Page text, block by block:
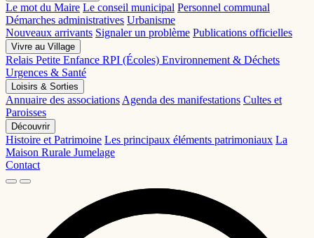
Le mot du Maire Le conseil municipal Personnel communal
Démarches administratives Urbanisme
Nouveaux arrivants Signaler un problème Publications officielles
Vivre au Village
Relais Petite Enfance RPI (Écoles) Environnement & Déchets
Urgences & Santé
Loisirs & Sorties
Annuaire des associations Agenda des manifestations Cultes et
Paroisses
Découvrir
Histoire et Patrimoine Les principaux éléments patrimoniaux La
Maison Rurale Jumelage
Contact